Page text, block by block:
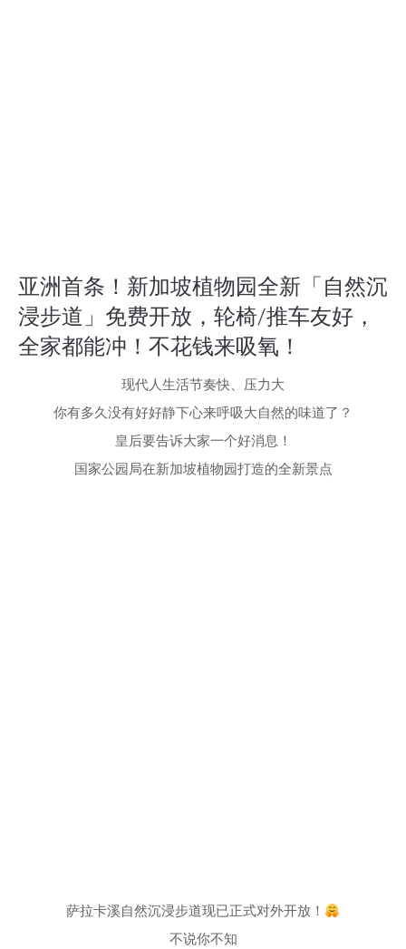
亚洲首条！新加坡植物园全新「自然沉
浸步道」免费开放，轮椅/推车友好，
全家都能冲！不花钱来吸氧！
现代人生活节奏快、压力大
你有多久没有好好静下心来呼吸大自然的味道了？
皇后要告诉大家一个好消息！
国家公园局在新加坡植物园打造的全新景点
萨拉卡溪自然沉浸步道现已正式对外开放！
不说你不知